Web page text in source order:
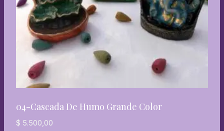
04-Cascada De Humo Grande Color
$ 5.500,00